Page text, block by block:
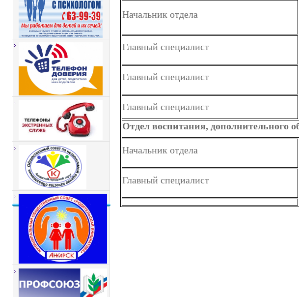
Начальник отдела
Главный специалист
Главный специалист
Главный специалист
Отдел воспитания, дополнительного
Начальник отдела
Главный специалист